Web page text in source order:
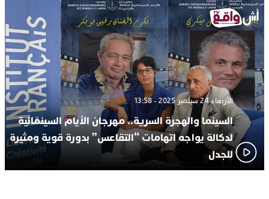
الأربعاء 24 سبتمبر 2025 - 13:58
السينما والهجرة السرية.. مهرجان الأيام السينمائية
لدكالة يواجه اتهامات “التقاعس” بدورة قوية ومثيرة
للجدل